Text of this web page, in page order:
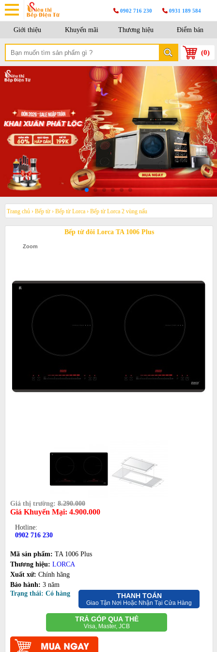
0902 716 230 0931 189 584
Giới thiệu Khuyến mãi Thương hiệu Điểm bán
(0)
Trang chủ › Bếp từ › Bếp từ Lorca › Bếp từ Lorca 2 vùng nấu
Bếp từ đôi Lorca TA 1006 Plus
Zoom
Giá thị trường: 8.290.000
Giá Khuyến Mại: 4.900.000
Hotline:
0902 716 230
Mã sản phẩm: TA 1006 Plus
Thương hiệu: LORCA
Xuất xứ: Chính hãng
Bảo hành: 3 năm
Trạng thái: Có hàng
THANH TOÁN
Giao Tận Nơi Hoặc Nhận Tại Cửa Hàng
TRẢ GÓP QUA THẺ
Visa, Master, JCB